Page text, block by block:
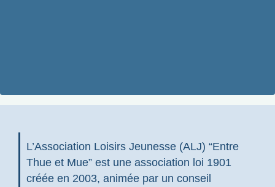
L’Association Loisirs Jeunesse (ALJ) “Entre
Thue et Mue” est une association loi 1901
créée en 2003, animée par un conseil